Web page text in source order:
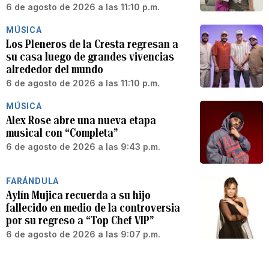
6 de agosto de 2026 a las 11:10 p.m.
MÚSICA
Los Pleneros de la Cresta regresan a
su casa luego de grandes vivencias
alrededor del mundo
6 de agosto de 2026 a las 11:10 p.m.
MÚSICA
Alex Rose abre una nueva etapa
musical con “Completa”
6 de agosto de 2026 a las 9:43 p.m.
FARÁNDULA
Aylín Mujica recuerda a su hijo
fallecido en medio de la controversia
por su regreso a “Top Chef VIP”
6 de agosto de 2026 a las 9:07 p.m.